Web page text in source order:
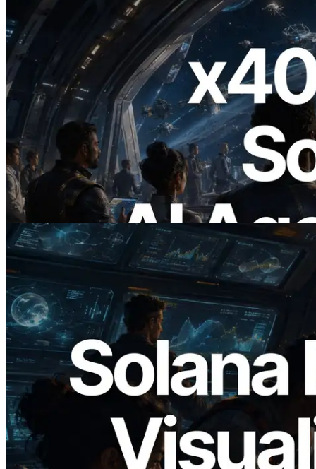
2026.07.04
ERPC Meluncurkan Solana RPC
Berbasis x402 — Era AI Agent
Membayar API yang Dibutuhkan Secara
On Demand
Baca artikel ini
2026.05.24
Validators Solutions Meluncurkan Solana
Block Analyzer — Memvisualisasikan
Waktu Produksi Blok per Slot dan